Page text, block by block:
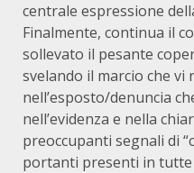
centrale espressione
Finalmente, continua il
sollevato il pesante
svelando il marcio che
nell’esposto/denuncia
nell’evidenza e nella
preoccupanti segnali di
portanti presenti in tutte